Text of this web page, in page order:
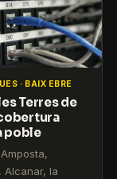
· BAIX EBRE
Terres de
poble
Alcanar, la